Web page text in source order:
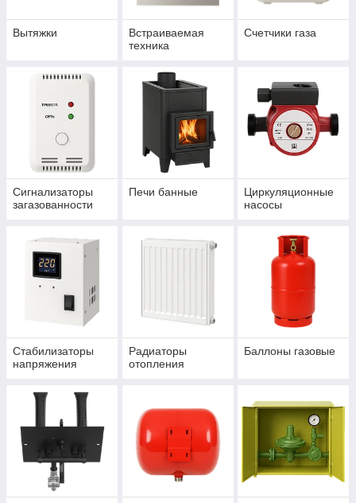
Вытяжки
Встраиваемая
техника
Счетчики газа
Сигнализаторы
загазованности
Печи банные
Циркуляционные
насосы
Стабилизаторы
напряжения
Радиаторы
отопления
Баллоны газовые